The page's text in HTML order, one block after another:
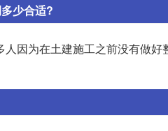
少合适?
因为在土建施工之前没有做